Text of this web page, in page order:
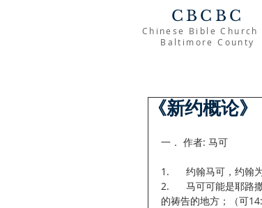
CBCBC
Chinese Bible Church
Baltimore County
《新约概论
一． 作者: 马可
1.      约翰马可，约翰
2.      马可可能是耶路
的祷告的地方；（可